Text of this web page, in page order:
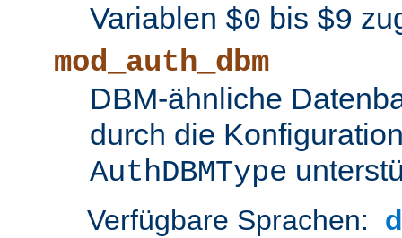
Variablen $0 bis $9
mod_auth_dbm
DBM-ähnliche
durch die
AuthDBMType
Verfügbare Sprachen: